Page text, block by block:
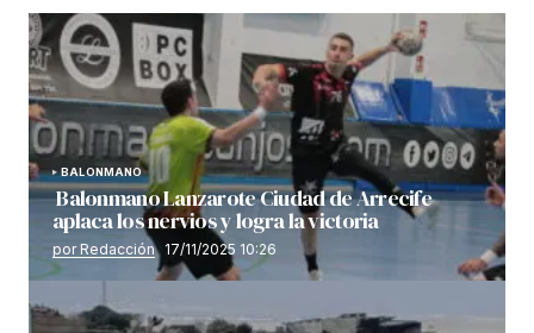
BALONMANO
Balonmano Lanzarote Ciudad de Arrecife
aplaca los nervios y logra la victoria
por Redacción 17/11/2025 10:26